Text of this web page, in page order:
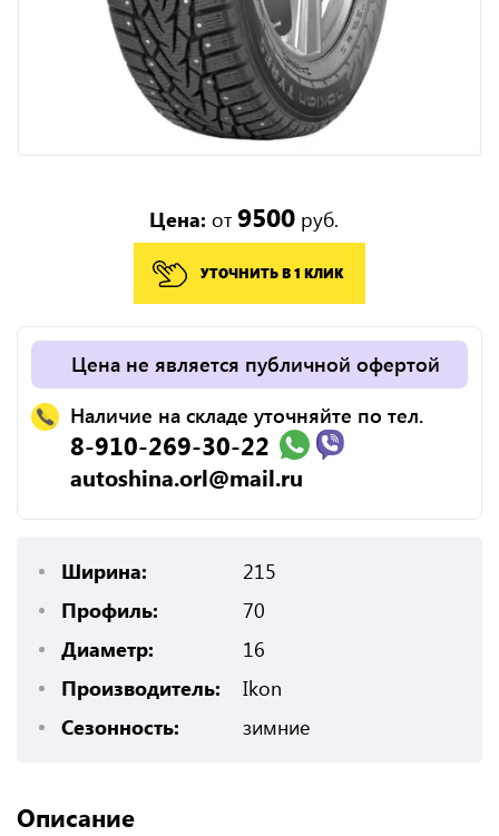
Цена: от9500 руб.
УТОЧНИТЬ В 1 КЛИК
Цена не является публичной офертой
Наличие на складе уточняйте по тел.
8-910-269-30-22
autoshina.orl@mail.ru
Ширина:
215
Профиль:
70
Диаметр:
16
Производитель:
Ikon
Сезонность:
зимние
Описание